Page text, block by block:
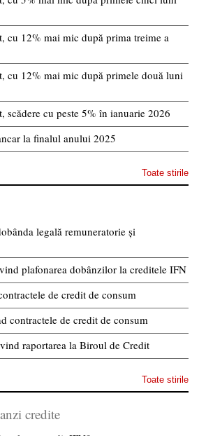
cu 12% mai mic după prima treime a
cu 12% mai mic după primele două luni
cu peste 5% în ianuarie 2026
la finalul anului 2025
Toate stirile
legală remuneratorie și
plafonarea dobânzilor la creditele IFN
de credit de consum
contractele de credit de consum
raportarea la Biroul de Credit
Toate stirile
credite